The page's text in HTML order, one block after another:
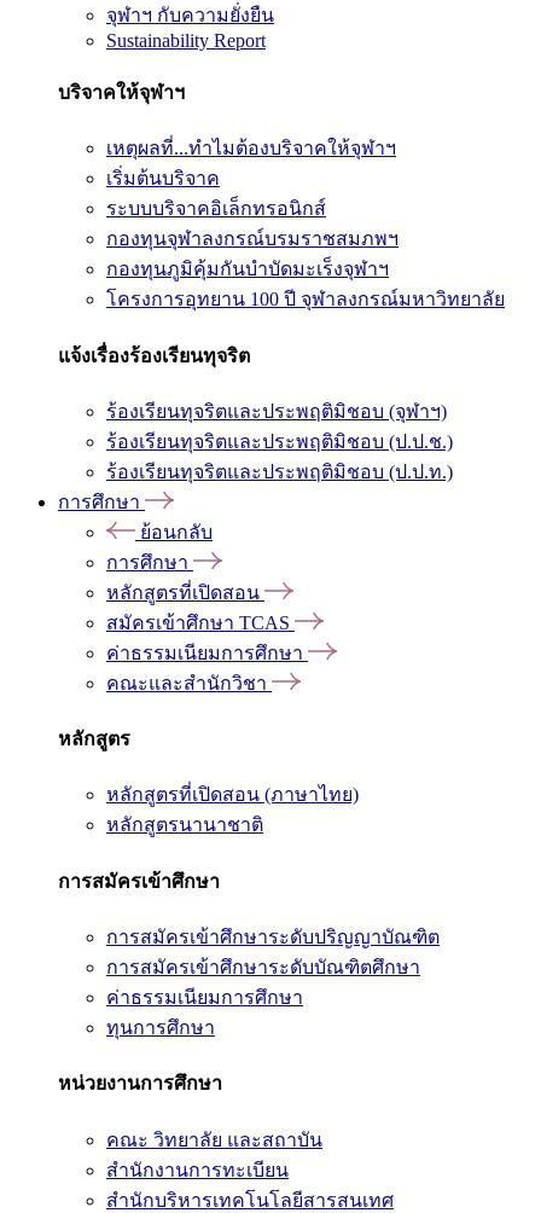
จุฬาฯ กับความยั่งยืน
Sustainability Report
บริจาคให้จุฬาฯ
เหตุผลที่...ทำไมต้องบริจาคให้จุฬาฯ
เริ่มต้นบริจาค
ระบบบริจาคอิเล็กทรอนิกส์
กองทุนจุฬาลงกรณ์บรมราชสมภพฯ
กองทุนภูมิคุ้มกันบำบัดมะเร็งจุฬาฯ
โครงการอุทยาน 100 ปี จุฬาลงกรณ์มหาวิทยาลัย
แจ้งเรื่องร้องเรียนทุจริต
ร้องเรียนทุจริตและประพฤติมิชอบ (จุฬาฯ)
ร้องเรียนทุจริตและประพฤติมิชอบ (ป.ป.ช.)
ร้องเรียนทุจริตและประพฤติมิชอบ (ป.ป.ท.)
การศึกษา
ย้อนกลับ
การศึกษา
หลักสูตรที่เปิดสอน
สมัครเข้าศึกษา TCAS
ค่าธรรมเนียมการศึกษา
คณะและสำนักวิชา
หลักสูตร
หลักสูตรที่เปิดสอน (ภาษาไทย)
หลักสูตรนานาชาติ
การสมัครเข้าศึกษา
การสมัครเข้าศึกษาระดับปริญญาบัณฑิต
การสมัครเข้าศึกษาระดับบัณฑิตศึกษา
ค่าธรรมเนียมการศึกษา
ทุนการศึกษา
หน่วยงานการศึกษา
คณะ วิทยาลัย และสถาบัน
สำนักงานการทะเบียน
สำนักบริหารเทคโนโลยีสารสนเทศ